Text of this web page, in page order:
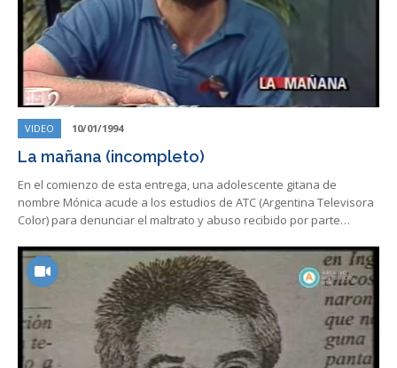
VIDEO 10/01/1994
La mañana (incompleto)
En el comienzo de esta entrega, una adolescente gitana de
nombre Mónica acude a los estudios de ATC (Argentina Televisora
Color) para denunciar el maltrato y abuso recibido por parte…